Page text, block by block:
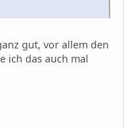
gut, vor allem den
ich das auch mal